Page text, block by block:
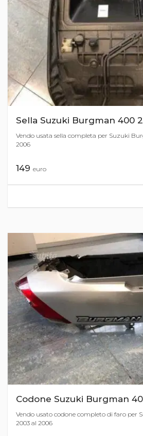
Sella Suzuki Burgman 400
Vendo usata sella completa per Suzuki
2006
149 euro
Codone Suzuki Burgman
Vendo usato codone completo di faro per
2003 al 2006